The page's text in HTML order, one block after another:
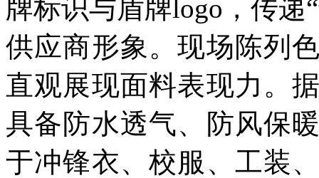
牌标识与盾牌logo，传递
供应商形象。现场陈列
直观展现面料表现力。
具备防水透气、防风保
于冲锋衣、校服、工装